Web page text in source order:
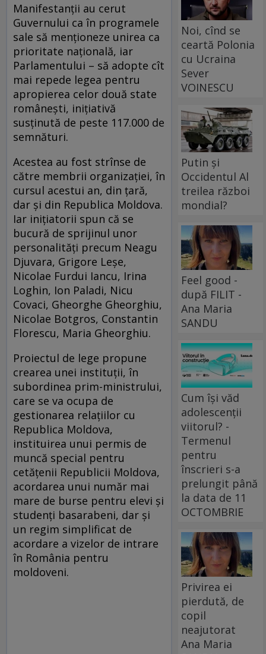
Manifestanţii au cerut
Guvernului ca în programele
sale să menţioneze unirea ca
prioritate naţională, iar
Parlamentului – să adopte cît
mai repede legea pentru
apropierea celor două state
româneşti, iniţiativă
susţinută de peste 117.000 de
semnături.
Acestea au fost strînse de
către membrii organizaţiei, în
cursul acestui an, din ţară,
dar şi din Republica Moldova.
Iar iniţiatorii spun că se
bucură de sprijinul unor
personalităţi precum Neagu
Djuvara, Grigore Leşe,
Nicolae Furdui Iancu, Irina
Loghin, Ion Paladi, Nicu
Covaci, Gheorghe Gheorghiu,
Nicolae Botgros, Constantin
Florescu, Maria Gheorghiu.
Proiectul de lege propune
crearea unei instituţii, în
subordinea prim-ministrului,
care se va ocupa de
gestionarea relaţiilor cu
Republica Moldova,
instituirea unui permis de
muncă special pentru
cetăţenii Republicii Moldova,
acordarea unui număr mai
mare de burse pentru elevi şi
studenţi basarabeni, dar şi
un regim simplificat de
acordare a vizelor de intrare
în România pentru
moldoveni.
Noi, cînd se
ceartă Polonia
cu Ucraina
Sever
VOINESCU
Putin și
Occidentul Al
treilea război
mondial?
Feel good -
după FILIT -
Ana Maria
SANDU
Cum își văd
adolescenții
viitorul? -
Termenul
pentru
înscrieri s-a
prelungit până
la data de 11
OCTOMBRIE
Privirea ei
pierdută, de
copil
neajutorat
Ana Maria